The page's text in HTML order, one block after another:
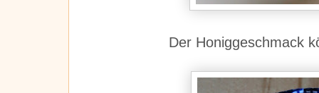
Der Honiggeschmack